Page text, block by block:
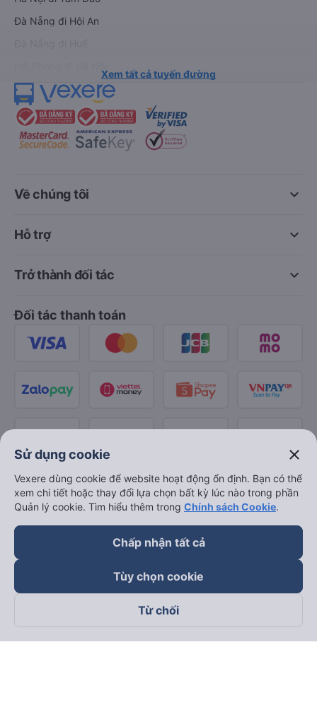
Đà Nẵng đi Hội An
Xem tất cả tuyến đường
keyboard_arrow_down
Về chúng tôi
keyboard_arrow_down
Hỗ trợ
keyboard_arrow_down
Trở thành đối tác
Đối tác thanh toán
Theo dõi chúng tôi trên
Sử dụng cookie close
Vexere dùng cookie để website hoạt động ổn định. Bạn có thể
xem chi tiết hoặc thay đổi lựa chọn bất kỳ lúc nào trong phần
Quản lý cookie. Tìm hiểu thêm trong Chính sách Cookie.
Chấp nhận tất cả
Tùy chọn cookie
Từ chối